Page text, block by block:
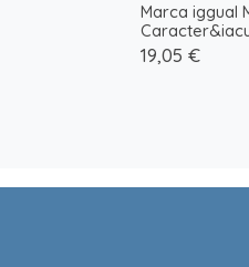
Marca iggual
19,05 €